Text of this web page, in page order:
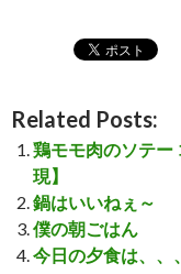
Related Posts:
鶏モモ肉のソテー
現】
鍋はいいねぇ～
僕の朝ごはん
今日の夕食は、、、